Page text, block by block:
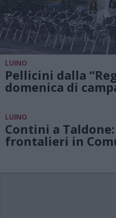
LUINO
Pellicini dalla
domenica di
LUINO
Contini a
frontalieri in